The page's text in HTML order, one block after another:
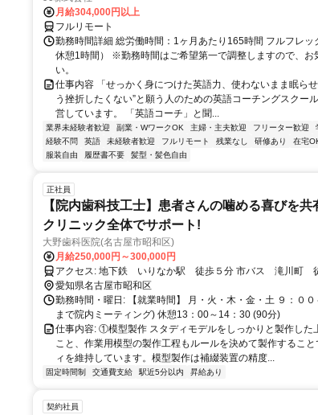
月給304,000円以上
フルリモート
勤務時間詳細 総労働時間：1ヶ月あたり165時間 フルフレッ
休憩1時間） ※勤務時間はご希望第一で調整しますので、お
い。
仕事内容 「せっかく身につけた英語力、使わないまま眠ら
う挫折したくない”と願う人のための英語コーチングスクー
営しています。 「英語コーチ」と聞...
業界未経験者歓迎 副業・WワークOK 主婦・主夫歓迎 フリーター歓迎
経験不問
英語 未経験者歓迎 フルリモート 残業なし 研修あり 在宅
服装自由
履歴書不要 髪型・髪色自由
正社員
【院内歯科技工士】患者さんの噛める喜びを
クリニック全体でサポート!
大野歯科医院(名古屋市昭和区)
月給250,000円～300,000円
アクセス: 地下鉄 いりなか駅 徒歩５分 市
愛知県名古屋市昭和区
勤務時間・曜日: 【就業時間】 月・火・木・金・土 ９：０
まで院内ミーティング) 休憩13：00～14：30 (90分)
仕事内容: ①模型製作 スタディモデルをしっかりと製作した
こと、作業用模型の製作工程もルールを決めて製作するこ
ィを維持しています。模型製作は補綴装置の精度...
固定時間制 交通費支給 駅近5分以内 昇給あり
契約社員